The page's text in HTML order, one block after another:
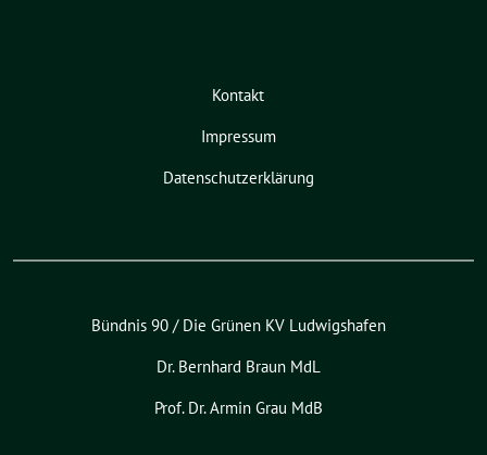
Kontakt
Impressum
Datenschutzerklärung
Bündnis 90 / Die Grünen KV Ludwigshafen
Dr. Bernhard Braun MdL
Prof. Dr. Armin Grau MdB